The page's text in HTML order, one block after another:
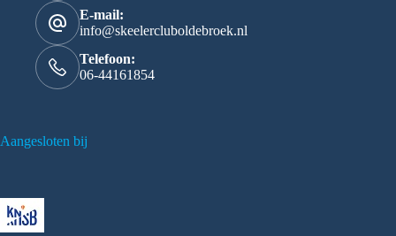
E-mail:
info@skeelercluboldebroek.nl
Telefoon:
06-44161854
Aangesloten bij